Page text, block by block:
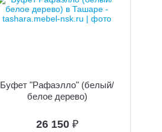
Буфет "Рафаэлло" (белый/
белое дерево)
26 150 ₽